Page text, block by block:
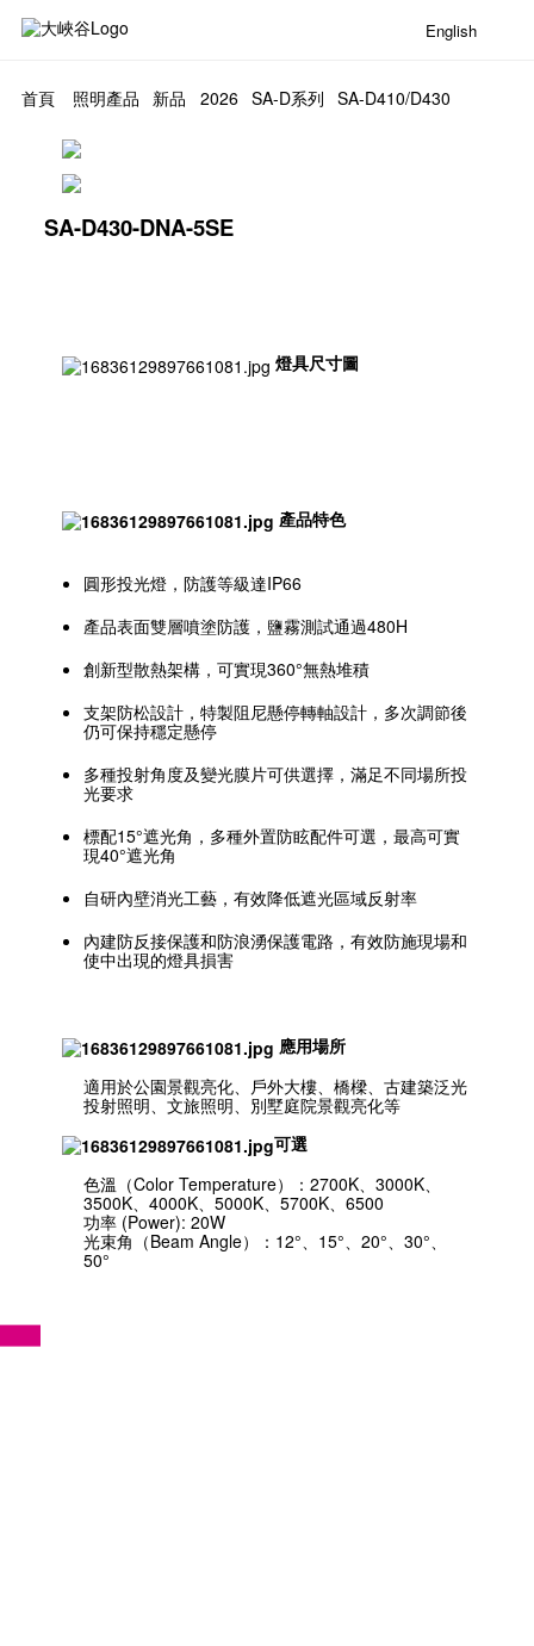
English
首頁 照明產品 新品 2026 SA-D系列 SA-D410/D430
SA-D430-DNA-5SE
燈具尺寸圖
產品特色
圓形投光燈，防護等級達IP66
產品表面雙層噴塗防護，鹽霧測試通過480H
創新型散熱架構，可實現360°無熱堆積
支架防松設計，特製阻尼懸停轉軸設計，多次調節後
仍可保持穩定懸停
多種投射角度及變光膜片可供選擇，滿足不同場所投
光要求
標配15°遮光角，多種外置防眩配件可選，最高可實
現40°遮光角
自研內壁消光工藝，有效降低遮光區域反射率
內建防反接保護和防浪湧保護電路，有效防施現場和
使中出現的燈具損害
應用場所
適用於公園景觀亮化、戶外大樓、橋樑、古建築泛光
投射照明、文旅照明、別墅庭院景觀亮化等
可選
色溫（Color Temperature）：2700K、3000K、
3500K、4000K、5000K、5700K、6500
功率 (Power): 20W
光束角（Beam Angle）：12°、15°、20°、30°、
50°